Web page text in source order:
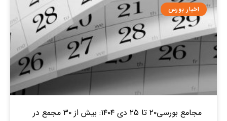
اخبار بورس
مجامع بورسی۲۰ تا ۲۵ دی ۱۴۰۴: بیش از ۳۰ مجمع در